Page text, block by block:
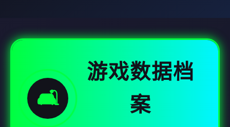
🛋️
游戏数据档
案